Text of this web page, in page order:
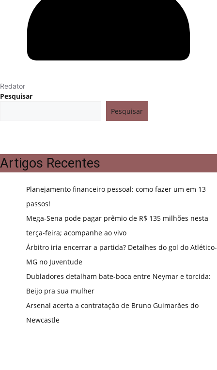
Redator
Pesquisar
Pesquisar
Artigos Recentes
Planejamento financeiro pessoal: como fazer um em 13
passos!
Mega-Sena pode pagar prêmio de R$ 135 milhões nesta
terça-feira; acompanhe ao vivo
Árbitro iria encerrar a partida? Detalhes do gol do Atlético-
MG no Juventude
Dubladores detalham bate-boca entre Neymar e torcida:
Beijo pra sua mulher
Arsenal acerta a contratação de Bruno Guimarães do
Newcastle